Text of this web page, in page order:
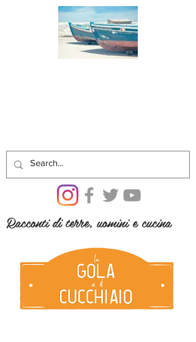
Racconti di terre, uomini e cucina